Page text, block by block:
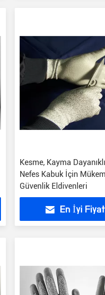
Kesme, Kayma
Nefes Kabuk İçin
Güvenlik Eldivenleri
En İyi